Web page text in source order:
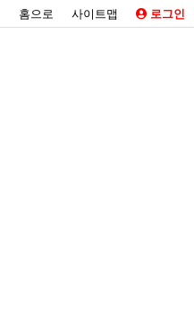
홈으로 사이트맵 로그인